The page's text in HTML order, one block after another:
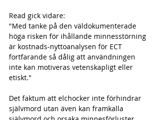
Read gick vidare:
"Med tanke på den väldokumenterade
höga risken för ihållande minnesstörning
är kostnads-nyttoanalysen för ECT
fortfarande så dålig att användningen
inte kan motiveras vetenskapligt eller
etiskt."
Det faktum att elchocker inte förhindrar
självmord utan även kan framkalla